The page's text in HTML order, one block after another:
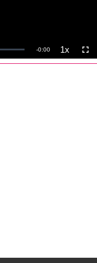
Remaining
-0:00 1xPlayback
Rate